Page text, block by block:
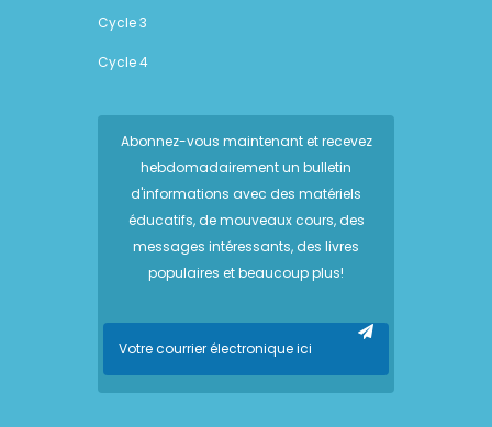
Cycle 3
Cycle 4
Abonnez-vous maintenant et recevez
hebdomadairement un bulletin
d'informations avec des matériels
éducatifs, de mouveaux cours, des
messages intéressants, des livres
populaires et beaucoup plus!